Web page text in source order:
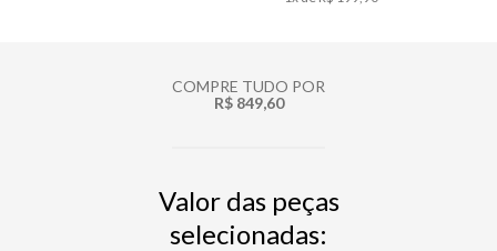
COMPRE TUDO POR
R$ 849,60
Valor das peças
selecionadas: